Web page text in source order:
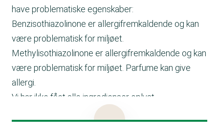
have problematiske egenskaber:
Benzisothiazolinone er allergifremkaldende og kan
være problematisk for miljøet.
Methylisothiazolinone er allergifremkaldende og kan
være problematisk for miljøet. Parfume kan give
allergi.
Vi har ikke fået alle ingredienser oplyst.
Produktet er udgået. Skoda oplyser, at de har